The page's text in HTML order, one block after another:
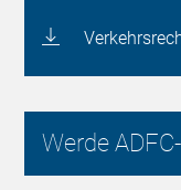
Werde